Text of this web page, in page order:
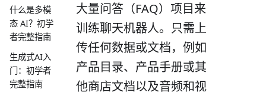
什么是多模
态 AI？初学
者完整指南
生成式AI入
门：初学者
完整指南
大量问答（FAQ）项目来
训练聊天机器人。只需上
传任何数据或文档，例如
产品目录、产品手册或其
他商店文档以及音频和视